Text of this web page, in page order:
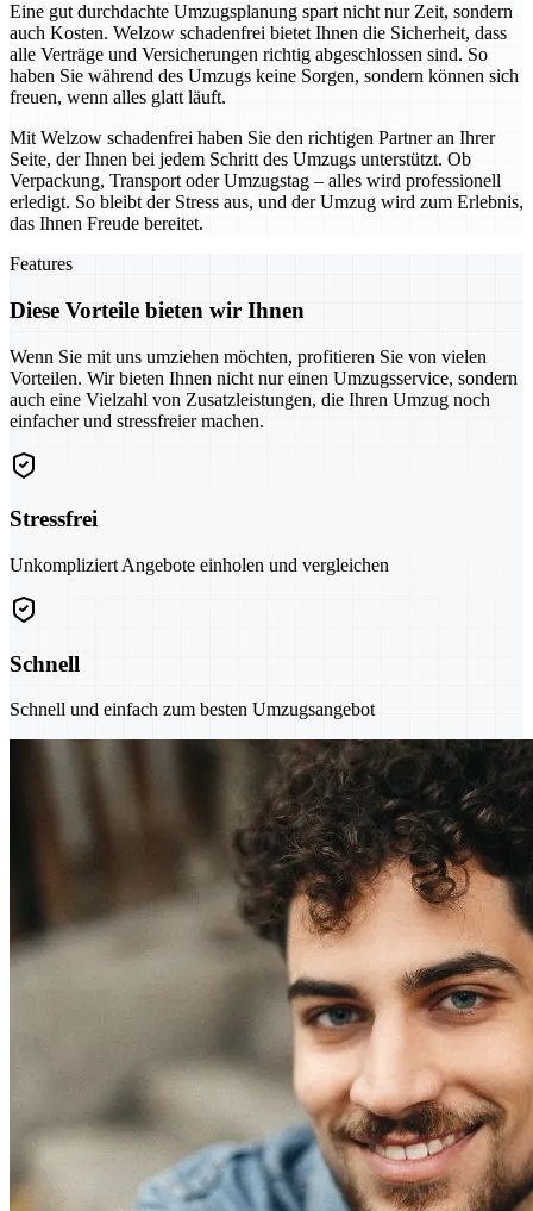
Eine gut durchdachte Umzugsplanung spart nicht nur Zeit, sondern
auch Kosten. Welzow schadenfrei bietet Ihnen die Sicherheit, dass
alle Verträge und Versicherungen richtig abgeschlossen sind. So
haben Sie während des Umzugs keine Sorgen, sondern können sich
freuen, wenn alles glatt läuft.
Mit Welzow schadenfrei haben Sie den richtigen Partner an Ihrer
Seite, der Ihnen bei jedem Schritt des Umzugs unterstützt. Ob
Verpackung, Transport oder Umzugstag – alles wird professionell
erledigt. So bleibt der Stress aus, und der Umzug wird zum Erlebnis,
das Ihnen Freude bereitet.
Features
Diese Vorteile bieten wir Ihnen
Wenn Sie mit uns umziehen möchten, profitieren Sie von vielen
Vorteilen. Wir bieten Ihnen nicht nur einen Umzugsservice, sondern
auch eine Vielzahl von Zusatzleistungen, die Ihren Umzug noch
einfacher und stressfreier machen.
Stressfrei
Unkompliziert Angebote einholen und vergleichen
Schnell
Schnell und einfach zum besten Umzugsangebot